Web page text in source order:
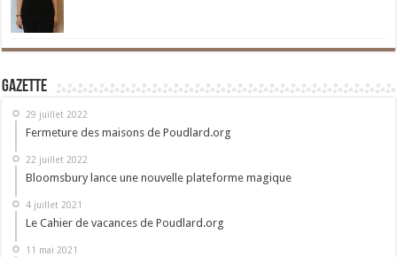
Gazette
29 juillet 2022
Fermeture des maisons de Poudlard.org
22 juillet 2022
Bloomsbury lance une nouvelle plateforme magique
4 juillet 2021
Le Cahier de vacances de Poudlard.org
11 mai 2021